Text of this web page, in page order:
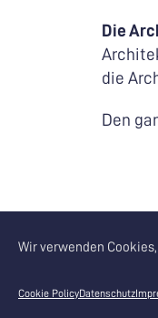
Wir verwenden
Cookie PolicyDatenschutz
Die
die
Den